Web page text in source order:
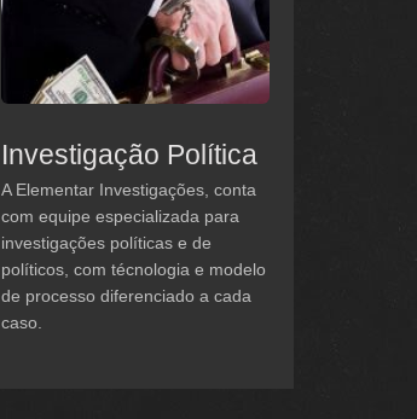
Investigação Política
A Elementar Investigações, conta
com equipe especializada para
investigações políticas e de
políticos, com técnologia e modelo
de processo diferenciado a cada
caso.